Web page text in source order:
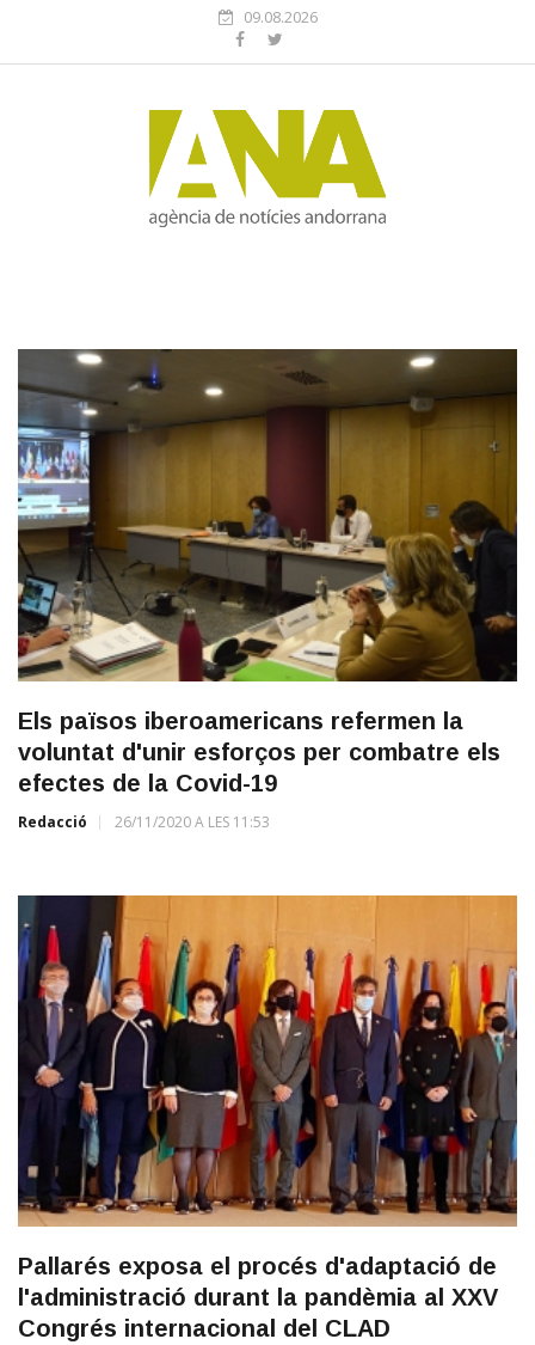
09.08.2026
Els països iberoamericans refermen la
voluntat d'unir esforços per combatre els
efectes de la Covid-19
Redacció 26/11/2020 A LES 11:53
Pallarés exposa el procés d'adaptació de
l'administració durant la pandèmia al XXV
Congrés internacional del CLAD